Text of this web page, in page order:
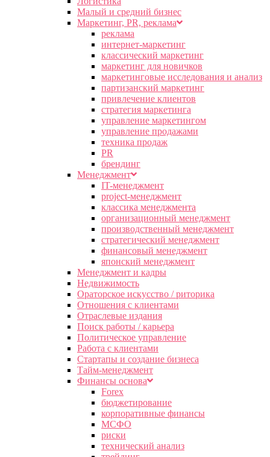
Малый и средний бизнес
Маркетинг, PR, реклама
реклама
интернет-маркетинг
классический маркетинг
маркетинг для новичков
маркетинговые исследования и анализ
партизанский маркетинг
привлечение клиентов
стратегия маркетинга
управление маркетингом
управление продажами
техника продаж
PR
брендинг
Менеджмент
IT-менеджмент
project-менеджмент
классика менеджмента
организационный менеджмент
производственный менеджмент
стратегический менеджмент
финансовый менеджмент
японский менеджмент
Менеджмент и кадры
Недвижимость
Ораторское искусство / риторика
Отношения с клиентами
Отраслевые издания
Поиск работы / карьера
Политическое управление
Работа с клиентами
Стартапы и создание бизнеса
Тайм-менеджмент
Финансы основа
Forex
бюджетирование
корпоративные финансы
МСФО
риски
технический анализ